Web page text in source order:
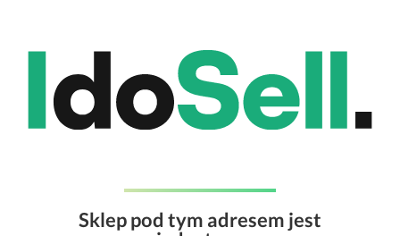
Sklep pod tym adresem jest